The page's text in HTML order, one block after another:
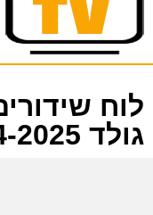
גולד 04-04-2025